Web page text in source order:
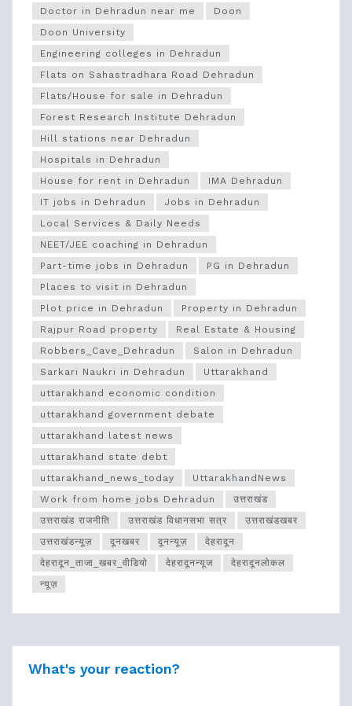
Doctor in Dehradun near me
Doon
Doon University
Engineering colleges in Dehradun
Flats on Sahastradhara Road Dehradun
Flats/House for sale in Dehradun
Forest Research Institute Dehradun
Hill stations near Dehradun
Hospitals in Dehradun
House for rent in Dehradun
IMA Dehradun
IT jobs in Dehradun
Jobs in Dehradun
Local Services & Daily Needs
NEET/JEE coaching in Dehradun
Part-time jobs in Dehradun
PG in Dehradun
Places to visit in Dehradun
Plot price in Dehradun
Property in Dehradun
Rajpur Road property
Real Estate & Housing
Robbers_Cave_Dehradun
Salon in Dehradun
Sarkari Naukri in Dehradun
Uttarakhand
uttarakhand economic condition
uttarakhand government debate
uttarakhand latest news
uttarakhand state debt
uttarakhand_news_today
UttarakhandNews
Work from home jobs Dehradun
उत्तराखंड
उत्तराखंड राजनीति
उत्तराखंड विधानसभा सत्र
उत्तराखंडखबर
उत्तराखंडन्यूज़
दूनखबर दूनन्यूज़
देहरादून
देहरादून_ताजा_खबर_वीडियो
देहरादूनन्यूज
देहरादूनलोकल
न्यूज़
What's your reaction?